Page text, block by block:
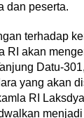
dan peserta.
terhadap
RI akan
Datu-
yang akan
RI